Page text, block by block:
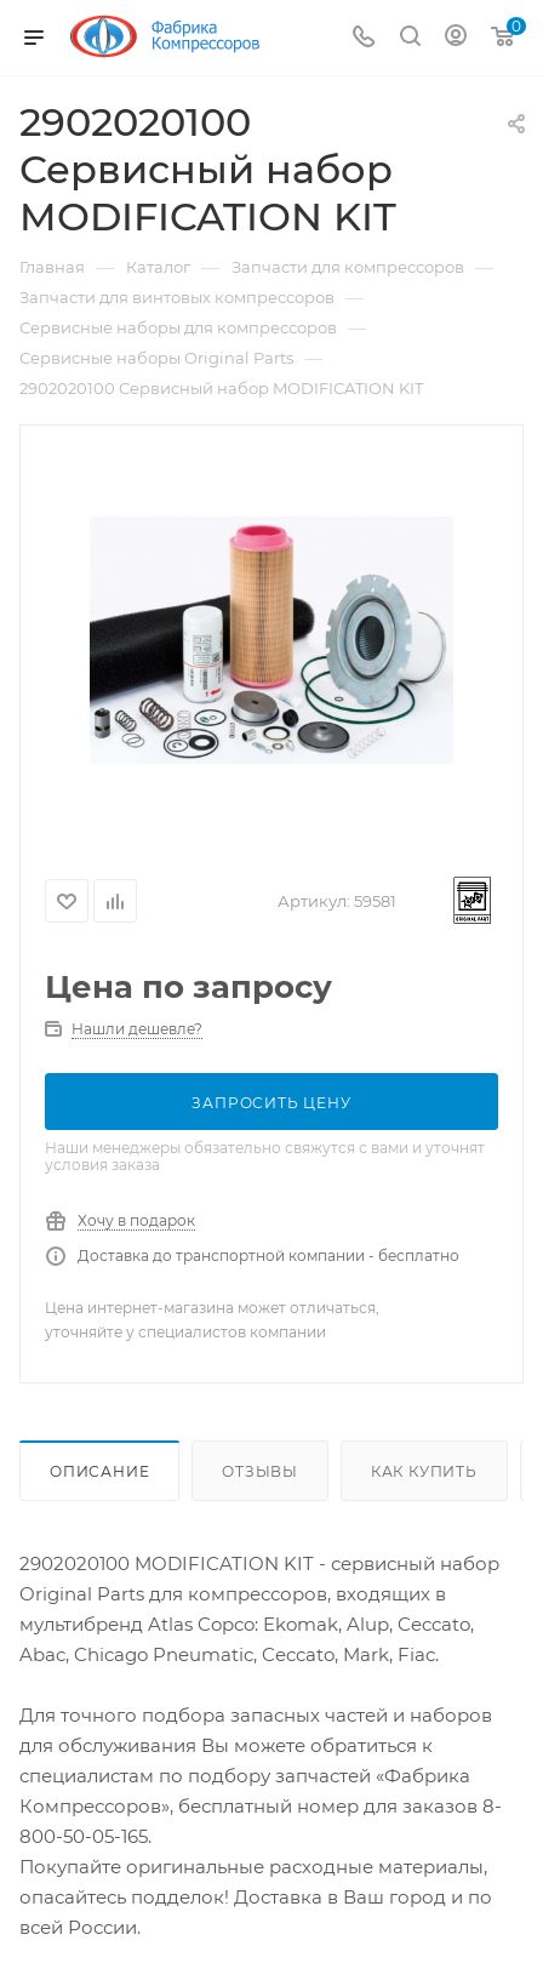
0
2902020100
Сервисный набор
MODIFICATION KIT
Главная — Каталог — Запчасти для компрессоров —
Запчасти для винтовых компрессоров —
Сервисные наборы для компрессоров —
Сервисные наборы Original Parts —
2902020100 Сервисный набор MODIFICATION KIT
Артикул: 59581
Цена по запросу
Нашли дешевле?
ЗАПРОСИТЬ ЦЕНУ
Наши менеджеры обязательно свяжутся с вами и уточнят
условия заказа
Хочу в подарок
Доставка до транспортной компании - бесплатно
Цена интернет-магазина может отличаться,
уточняйте у специалистов компании
ОПИСАНИЕ ОТЗЫВЫ КАК КУПИТЬ
2902020100 MODIFICATION KIT - сервисный набор
Original Parts для компрессоров, входящих в
мультибренд Atlas Copco: Ekomak, Alup, Ceccato,
Abac, Chicago Pneumatic, Ceccato, Mark, Fiac.
Для точного подбора запасных частей и наборов
для обслуживания Вы можете обратиться к
специалистам по подбору запчастей «Фабрика
Компрессоров», бесплатный номер для заказов 8-
800-50-05-165.
Покупайте оригинальные расходные материалы,
опасайтесь подделок! Доставка в Ваш город и по
всей России.